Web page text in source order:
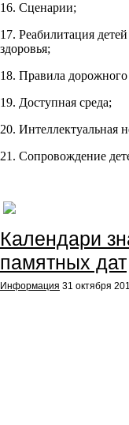
16. Сценарии;
17. Реабилитация
здоровья;
18. Правила
19. Доступная среда;
20. Интеллектуальная
21. Сопровождение
Календари
памятных дат
Информация 31 октября